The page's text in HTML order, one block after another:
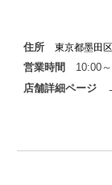
住所東京都墨田
営業時間 10:00
店舗詳細ページ